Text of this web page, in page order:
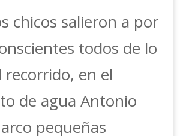
chicos salieron a por
todos de lo
recorrido, en el
de agua Antonio
pequeñas